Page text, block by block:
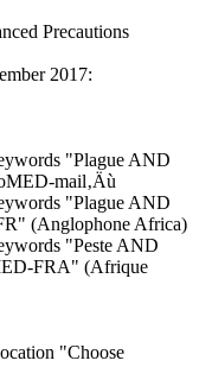
Precautions
2017:
"Plague AND
mail‚Äù
"Plague AND
(Anglophone Africa)
"Peste AND
FRA" (Afrique
"Choose